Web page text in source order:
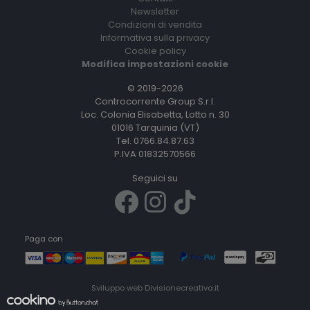
Newsletter
Condizioni di vendita
Informativa sulla privacy
Cookie policy
Modifica impostazioni cookie
© 2019-2026
Controcorrente Group S.r.l.
Loc. Colonia Elisabetta, Lotto n. 30
01016 Tarquinia (VT)
Tel. 0766.84.87.63
P.IVA 01832570566
Seguici su
Paga con
Sviluppo web Divisionecreativa.it